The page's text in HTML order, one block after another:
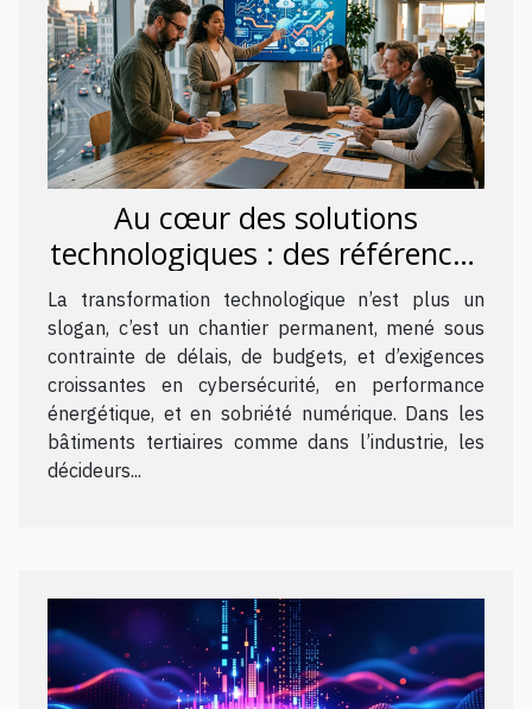
Au cœur des solutions
technologiques : des références
qui inspirent la transformation
La transformation technologique n’est plus un
slogan, c’est un chantier permanent, mené sous
contrainte de délais, de budgets, et d’exigences
croissantes en cybersécurité, en performance
énergétique, et en sobriété numérique. Dans les
bâtiments tertiaires comme dans l’industrie, les
décideurs...